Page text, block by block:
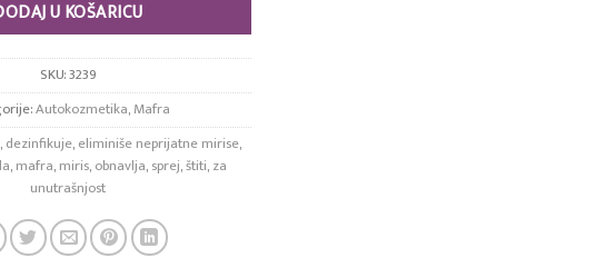
U KOŠARICU
SKU:3239
Autokozmetika,Mafra
,dezinfikuje,eliminiše neprijatne mirise,
,mafra,miris,obnavlja,sprej,štiti,za
unutrašnjost